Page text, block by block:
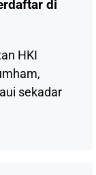
di
HKI
sekadar